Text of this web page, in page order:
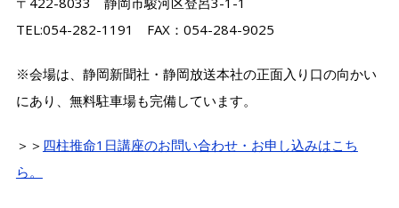
TEL:054-282-1191 FAX：054-284-9025
※会場は、静岡新聞社・静岡放送本社の正面入り口の向かい
にあり、無料駐車場も完備しています。
＞＞ 四柱推命1日講座のお問い合わせ・お申し込みはこち
ら。